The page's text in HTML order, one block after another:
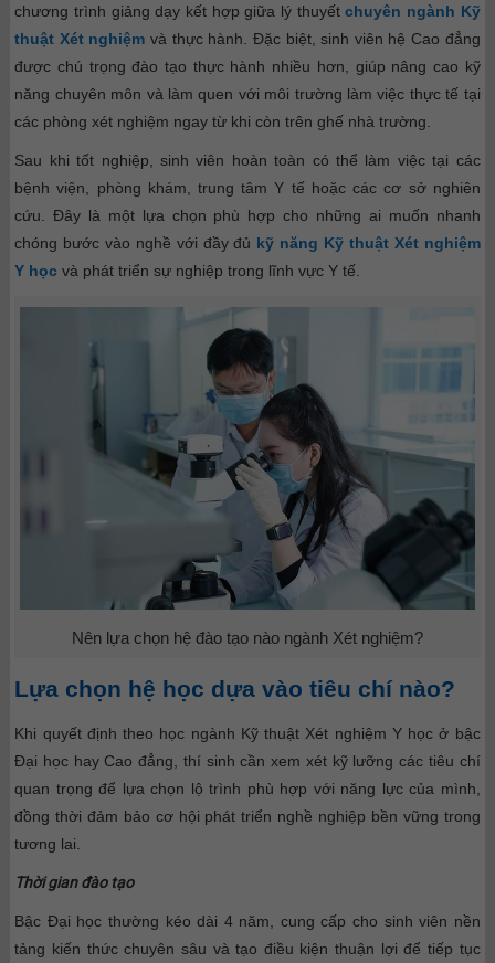
chương trình giảng dạy kết hợp giữa lý thuyếtchuyên ngành Kỹ
thuật Xét nghiệm và thực hành. Đặc biệt, sinh viên hệ Cao đẳng
được chú trọng đào tạo thực hành nhiều hơn, giúp nâng cao kỹ
năng chuyên môn và làm quen với môi trường làm việc thực tế tại
các phòng xét nghiệm ngay từ khi còn trên ghế nhà trường.
Sau khi tốt nghiệp, sinh viên hoàn toàn có thể làm việc tại các
bệnh viện, phòng khám, trung tâm Y tế hoặc các cơ sở nghiên
cứu. Đây là một lựa chọn phù hợp cho những ai muốn nhanh
chóng bước vào nghề với đầy đủ kỹ năng Kỹ thuật Xét nghiệm
Y học và phát triển sự nghiệp trong lĩnh vực Y tế.
Nên lựa chọn hệ đào tạo nào ngành Xét nghiệm?
Lựa chọn hệ học dựa vào tiêu chí nào?
Khi quyết định theo học ngành Kỹ thuật Xét nghiệm Y học ở bậc
Đại học hay Cao đẳng, thí sinh cần xem xét kỹ lưỡng các tiêu chí
quan trọng để lựa chọn lộ trình phù hợp với năng lực của mình,
đồng thời đảm bảo cơ hội phát triển nghề nghiệp bền vững trong
tương lai.
Thời gian đào tạo
Bậc Đại học thường kéo dài 4 năm, cung cấp cho sinh viên nền
tảng kiến thức chuyên sâu và tạo điều kiện thuận lợi để tiếp tục